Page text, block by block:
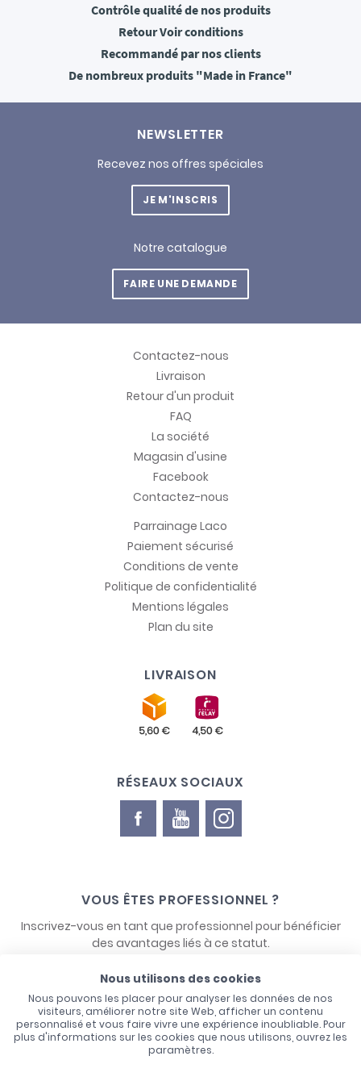
Contrôle qualitéde nos produits
RetourVoir conditions
Recommandépar nos clients
De nombreux produits "Made in France"
NEWSLETTER
Recevez nos offres spéciales
JE M'INSCRIS
Notre catalogue
FAIRE UNE DEMANDE
Contactez-nous
Livraison
Retour d'un produit
FAQ
La société
Magasin d'usine
Facebook
Contactez-nous
Parrainage Laco
Paiement sécurisé
Conditions de vente
Politique de confidentialité
Mentions légales
Plan du site
LIVRAISON
RÉSEAUX SOCIAUX
VOUS ÊTES PROFESSIONNEL ?
Inscrivez-vous en tant que professionnel pour bénéficier
des avantages liés à ce statut.
Nous utilisons des cookies
Nous pouvons les placer pour analyser les données de nos
visiteurs, améliorer notre site Web, afficher un contenu
personnalisé et vous faire vivre une expérience inoubliable. Pour
plus d'informations sur les cookies que nous utilisons, ouvrez les
paramètres.